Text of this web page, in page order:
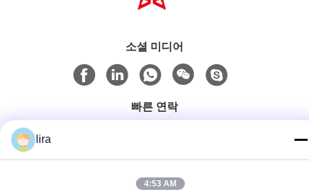
소셜 미디어
빠른 연락
Tel
lira
4:53 AM